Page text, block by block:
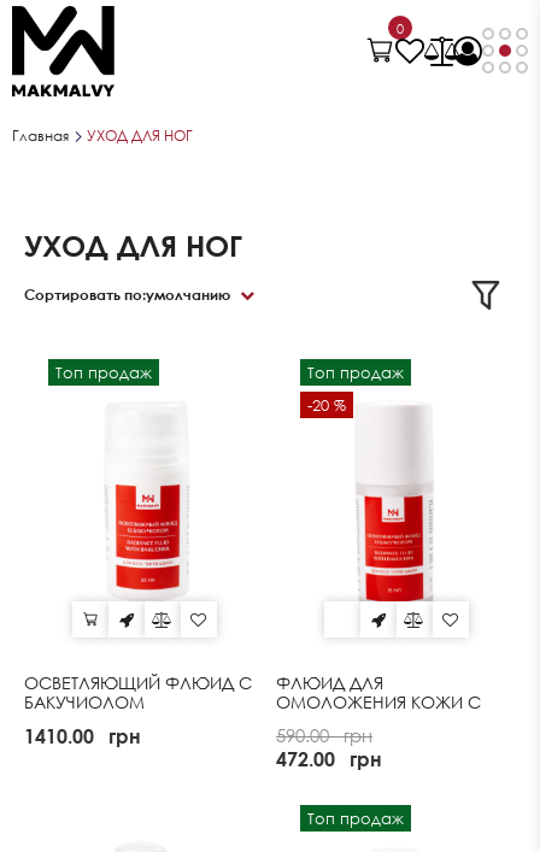
0
Главная УХОД ДЛЯ НОГ
УХОД ДЛЯ НОГ
Сортировать по:умолчанию
Топ продаж
ОСВЕТЛЯЮЩИЙ ФЛЮИД С
БАКУЧИОЛОМ
1410.00 грн
Топ продаж
-20 %
ФЛЮИД ДЛЯ
ОМОЛОЖЕНИЯ КОЖИ С
590.00 грн
472.00 грн
Топ продаж